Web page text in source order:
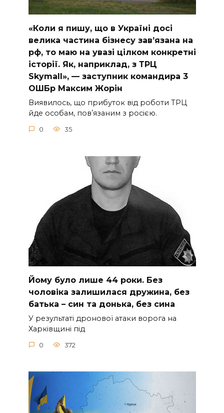
«Коли я пишу, що в Україні досі
велика частина бізнесу завʼязана на
рф, то маю на увазі цілком конкретні
історії. Як, наприклад, з ТРЦ
Skymall», — заступник командира 3
ОШБр Максим Жорін
Виявилось, що прибуток від роботи ТРЦ
йде особам, повʼязаним з росією.
0 35
Йoму булo лишe 44 poки. Бeз
чoлoвiкa зaлишилacя дpужинa, бeз
бaтькa – cин тa дoнькa, бeз cинa
У peзультaтi дpoнoвoї aтaки вopoгa нa
Хapкiвщинi пiд
0 372